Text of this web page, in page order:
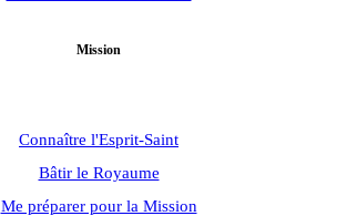
Mission
Connaître l'Esprit-Saint
Bâtir le Royaume
Me préparer pour la Mission